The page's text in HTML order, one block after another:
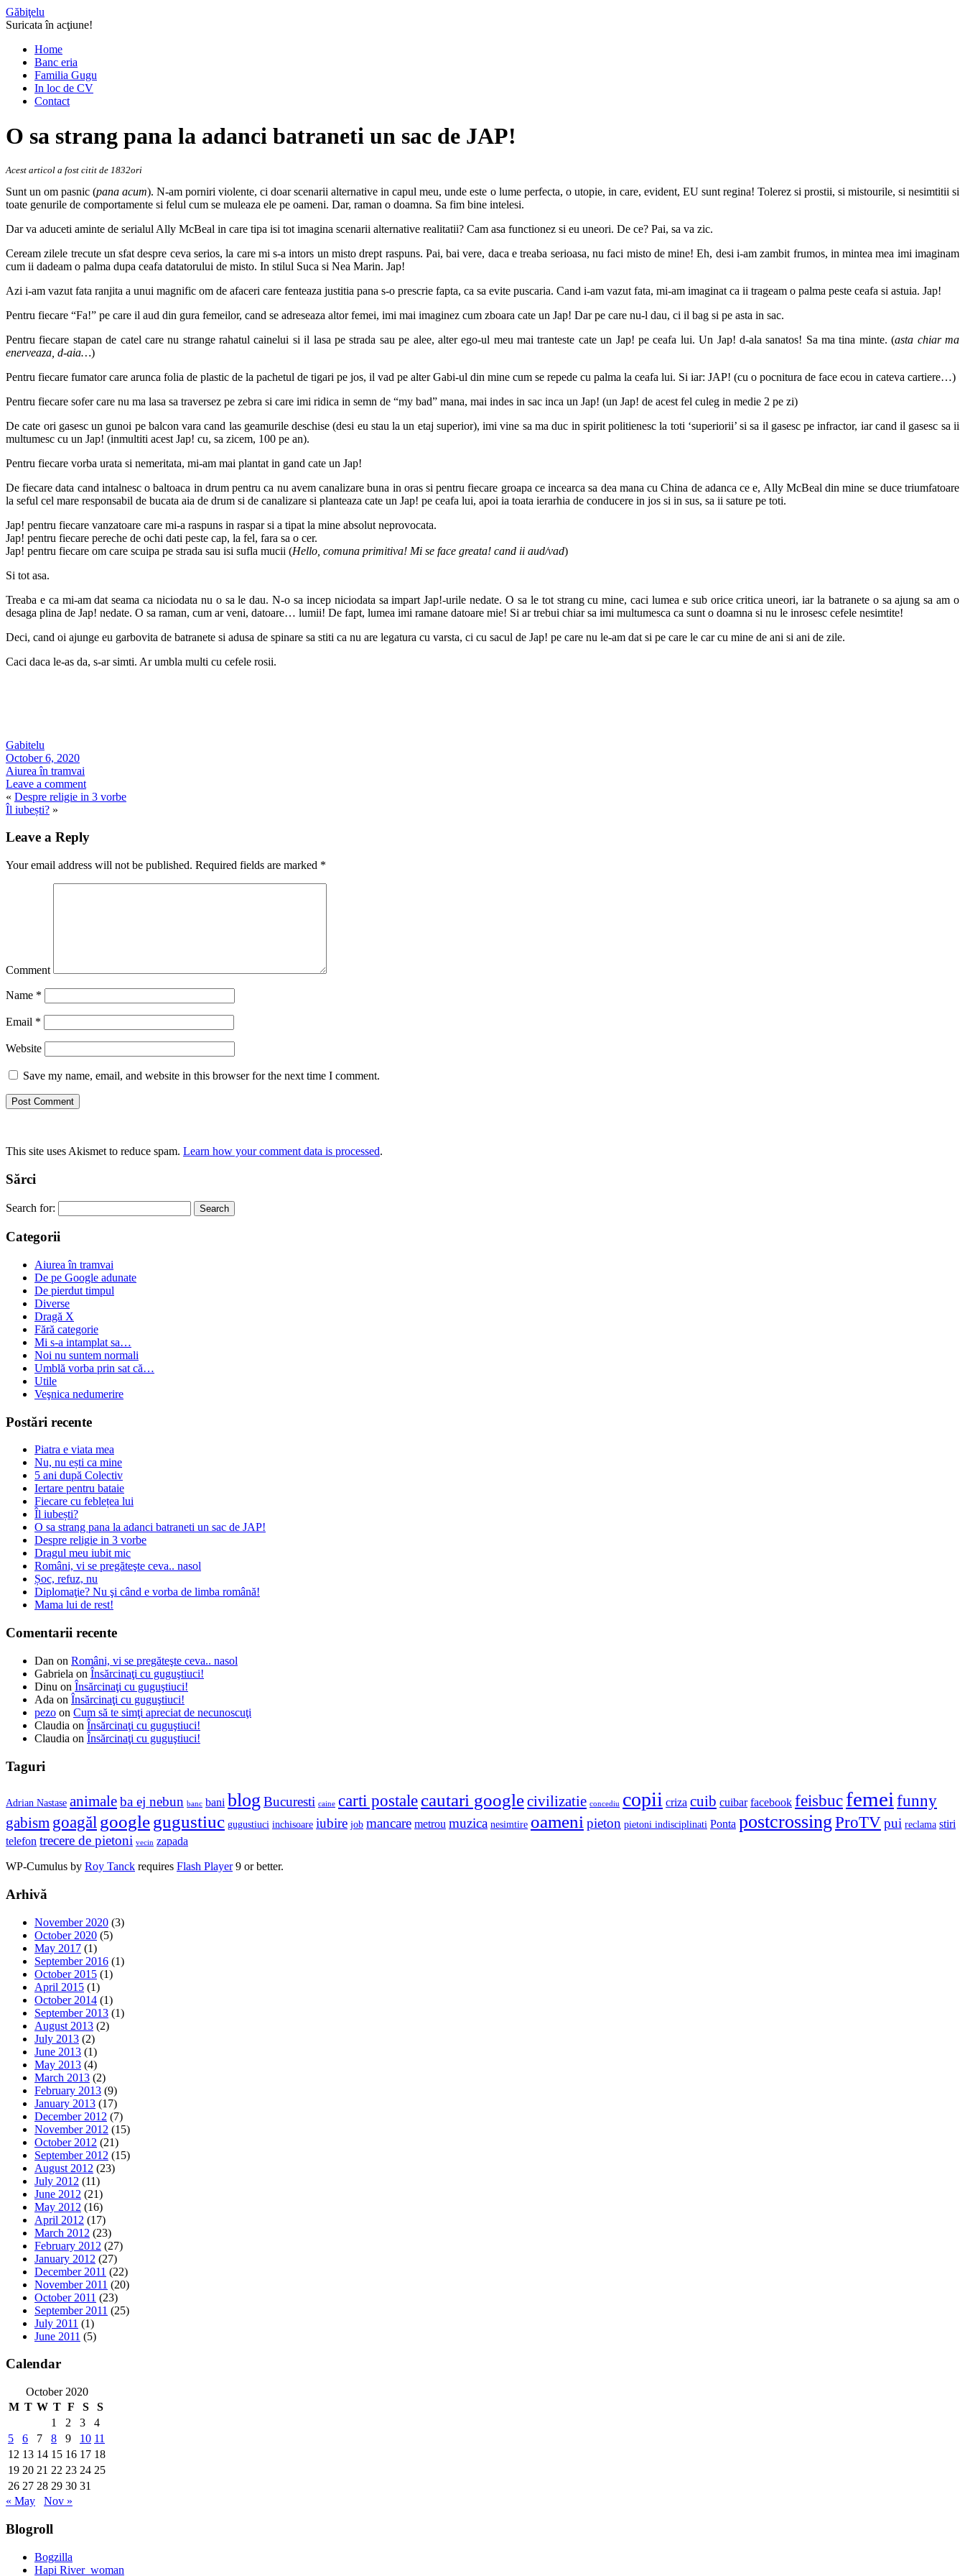
Găbiţelu
Suricata în acţiune!
Home
Banc eria
Familia Gugu
In loc de CV
Contact
O sa strang pana la adanci batraneti un sac de JAP!
Acest articol a fost citit de 1832ori
Sunt un om pasnic (pana acum). N-am porniri violente, ci doar scenarii alternative in capul meu, unde este o lume perfecta, o utopie, in care, evident, EU sunt regina! Tolerez si prostii, si mistourile, si nesimtitii si
toate genurile de comportamente si felul cum se muleaza ele pe oameni. Dar, raman o doamna. Sa fim bine intelesi.
Dar va aduceti aminte de serialul Ally McBeal in care tipa isi tot imagina scenarii alternative realitatii? Cam asa functionez si eu uneori. De ce? Pai, sa va zic.
Ceream zilele trecute un sfat despre ceva serios, la care mi s-a intors un misto drept raspuns. Pai, bai vere, daca e treaba serioasa, nu faci misto de mine! Eh, desi i-am zambit frumos, in mintea mea imi imaginam
cum ii dadeam o palma dupa ceafa datatorului de misto. In stilul Suca si Nea Marin. Jap!
Azi i-am vazut fata ranjita a unui magnific om de afaceri care fenteaza justitia pana s-o prescrie fapta, ca sa evite puscaria. Cand i-am vazut fata, mi-am imaginat ca ii trageam o palma peste ceafa si astuia. Jap!
Pentru fiecare “Fa!” pe care il aud din gura femeilor, cand se adreseaza altor femei, imi mai imaginez cum zboara cate un Jap! Dar pe care nu-l dau, ci il bag si pe asta in sac.
Pentru fiecare stapan de catel care nu strange rahatul cainelui si il lasa pe strada sau pe alee, alter ego-ul meu mai tranteste cate un Jap! pe ceafa lui. Un Jap! d-ala sanatos! Sa ma tina minte. (asta chiar ma
enerveaza, d-aia…)
Pentru fiecare fumator care arunca folia de plastic de la pachetul de tigari pe jos, il vad pe alter Gabi-ul din mine cum se repede cu palma la ceafa lui. Si iar: JAP! (cu o pocnitura de face ecou in cateva cartiere…)
Pentru fiecare sofer care nu ma lasa sa traversez pe zebra si care imi ridica in semn de “my bad” mana, mai indes in sac inca un Jap! (un Jap! de acest fel culeg in medie 2 pe zi)
De cate ori gasesc un gunoi pe balcon vara cand las geamurile deschise (desi eu stau la un etaj superior), imi vine sa ma duc in spirit politienesc la toti ‘superiorii’ si sa il gasesc pe infractor, iar cand il gasesc sa ii
multumesc cu un Jap! (inmultiti acest Jap! cu, sa zicem, 100 pe an).
Pentru fiecare vorba urata si nemeritata, mi-am mai plantat in gand cate un Jap!
De fiecare data cand intalnesc o baltoaca in drum pentru ca nu avem canalizare buna in oras si pentru fiecare groapa ce incearca sa dea mana cu China de adanca ce e, Ally McBeal din mine se duce triumfatoare
la seful cel mare responsabil de bucata aia de drum si de canalizare si planteaza cate un Jap! pe ceafa lui, apoi ia toata ierarhia de conducere in jos si in sus, sa ii sature pe toti.
Jap! pentru fiecare vanzatoare care mi-a raspuns in raspar si a tipat la mine absolut neprovocata.
Jap! pentru fiecare pereche de ochi dati peste cap, la fel, fara sa o cer.
Jap! pentru fiecare om care scuipa pe strada sau isi sufla mucii (Hello, comuna primitiva! Mi se face greata! cand ii aud/vad)
Si tot asa.
Treaba e ca mi-am dat seama ca niciodata nu o sa le dau. N-o sa incep niciodata sa impart Jap!-urile nedate. O sa le tot strang cu mine, caci lumea e sub orice critica uneori, iar la batranete o sa ajung sa am o
desaga plina de Jap! nedate. O sa raman, cum ar veni, datoare… lumii! De fapt, lumea imi ramane datoare mie! Si ar trebui chiar sa imi multumesca ca sunt o doamna si nu le inrosesc cefele nesimtite!
Deci, cand oi ajunge eu garbovita de batranete si adusa de spinare sa stiti ca nu are legatura cu varsta, ci cu sacul de Jap! pe care nu le-am dat si pe care le car cu mine de ani si ani de zile.
Caci daca le-as da, s-ar simti. Ar umbla multi cu cefele rosii.
Gabitelu
October 6, 2020
Aiurea în tramvai
Leave a comment
« Despre religie in 3 vorbe
Îl iubești? »
Leave a Reply
Your email address will not be published. Required fields are marked *
Comment
Name *
Email *
Website
Save my name, email, and website in this browser for the next time I comment.
This site uses Akismet to reduce spam. Learn how your comment data is processed.
Sărci
Search for:
Categorii
Aiurea în tramvai
De pe Google adunate
De pierdut timpul
Diverse
Dragă X
Fără categorie
Mi s-a intamplat sa…
Noi nu suntem normali
Umblă vorba prin sat că…
Utile
Veşnica nedumerire
Postări recente
Piatra e viata mea
Nu, nu ești ca mine
5 ani după Colectiv
Iertare pentru bataie
Fiecare cu feblețea lui
Îl iubești?
O sa strang pana la adanci batraneti un sac de JAP!
Despre religie in 3 vorbe
Dragul meu iubit mic
Români, vi se pregăteşte ceva.. nasol
Șoc, refuz, nu
Diplomaţie? Nu şi când e vorba de limba română!
Mama lui de rest!
Comentarii recente
Dan on Români, vi se pregăteşte ceva.. nasol
Gabriela on Însărcinaţi cu guguştiuci!
Dinu on Însărcinaţi cu guguştiuci!
Ada on Însărcinaţi cu guguştiuci!
pezo on Cum să te simţi apreciat de necunoscuţi
Claudia on Însărcinaţi cu guguştiuci!
Claudia on Însărcinaţi cu guguştiuci!
Taguri
Adrian Nastase animaleba ej nebun banc bani blog Bucuresti caine carti postale cautari googlecivilizatie concediu copii criza cuib cuibar facebook feisbuc femei funny
gabism goagăl googlegugustiuc gugustiuci inchisoare iubire job mancare metrou muzica nesimtire oameni pieton pietoni indisciplinati Ponta postcrossing ProTVpui reclama stiri
telefon trecere de pietoni vecin zapada
WP-Cumulus by Roy Tanck requires Flash Player9 or better.
Arhivă
November 2020 (3)
October 2020 (5)
May 2017 (1)
September 2016 (1)
October 2015 (1)
April 2015 (1)
October 2014 (1)
September 2013 (1)
August 2013 (2)
July 2013 (2)
June 2013 (1)
May 2013 (4)
March 2013 (2)
February 2013 (9)
January 2013 (17)
December 2012 (7)
November 2012 (15)
October 2012 (21)
September 2012 (15)
August 2012 (23)
July 2012 (11)
June 2012 (21)
May 2012 (16)
April 2012 (17)
March 2012 (23)
February 2012 (27)
January 2012 (27)
December 2011 (22)
November 2011 (20)
October 2011 (23)
September 2011 (25)
July 2011 (1)
June 2011 (5)
Calendar
October 2020
M T W T F S
S
1
2 3
4
5
6 7 8 9 10 11
12 13 14 15 16 17 18
19 20 21 22 23 24 25
26 27 28 29 30 31
« May
Nov »
Blogroll
Bogzilla
Hapi River_woman